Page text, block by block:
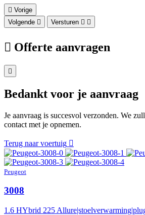
Vorige
Volgende
Versturen
Offerte aanvragen
Bedankt voor je aanvraag
Je aanvraag is succesvol verzonden. We
contact met je opnemen.
Terug naar voertuig
Peugeot
3008
1.6 HYbrid 225